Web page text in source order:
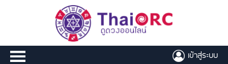
เข้าสู่ระบบ